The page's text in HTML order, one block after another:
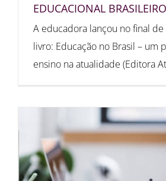
EDUCACIONAL BRASILEIRO
A educadora lançou no final de
livro: Educação no Brasil – um
ensino na atualidade (Editora